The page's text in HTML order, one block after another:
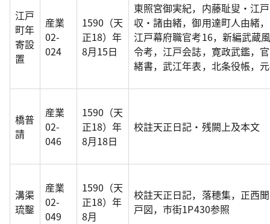
江戸
町年
寄設
置
産業
02-
024
1590（天
正18）年
8月15日
東照宮御実紀，内藤耻叟・江
収・諸由緒，御用達町人由緒
江戸幕府職官考16，新編武蔵
令考，江戸会誌，寛政武鑑，
緒書，武江年表，北条役帳，
橋普
請
産業
02-
046
1590（天
正18）年
8月18日
校註天正日記・残闕上及本文
溝渠
琉鑿
産業
02-
049
1590（天
正18）年
8月
校註天正日記，落穂集，正西
戸図，市街1P430参照